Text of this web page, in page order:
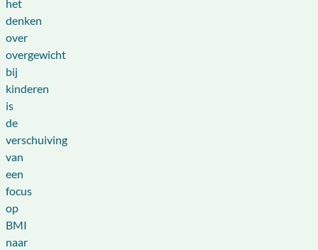
het
denken
over
overgewicht
bij
kinderen
is
de
verschuiving
van
een
focus
op
BMI
naar